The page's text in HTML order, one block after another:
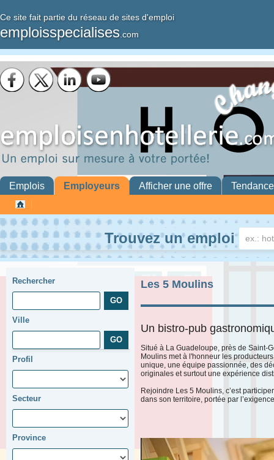
Ce site fait partie du réseau de sites d'emploi
emploisspecialises .com
Emplois Employeurs Afficher une offre
Trouvez un emploi
Rechercher
Ville
Profil
Secteur
Province
Les 5 Moulins
Un bistro-pub
Situé à La Guadeloupe, près de Saint-
Moulins met à l'honneur les
unique, une équipe passionnée, des
originales et surtout une expérience
Rejoindre Les 5 Moulins, c’est
dans son territoire, portée par